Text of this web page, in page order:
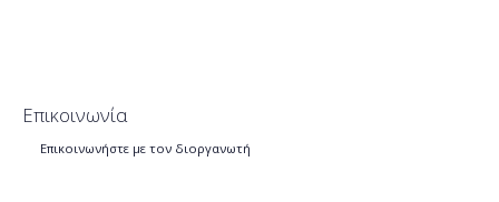
Επικοινωνία
Επικοινωνήστε με τον διοργανωτή